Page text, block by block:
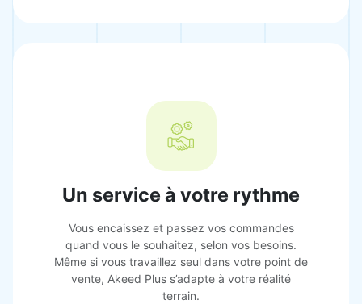
Un service à votre rythme
Vous encaissez et passez vos commandes
quand vous le souhaitez, selon vos besoins.
Même si vous travaillez seul dans votre point de
vente, Akeed Plus s’adapte à votre réalité
terrain.